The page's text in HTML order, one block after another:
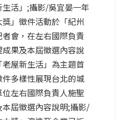
活」;攝影/吳宜晏一年
」徵件活動於「紀州
會，在左右國際負責
果及本屆徵選內容說
屋新生活」為主題首
多樣性展現台北的城
左右國際負責人施聖
屆徵選內容說明;攝影/